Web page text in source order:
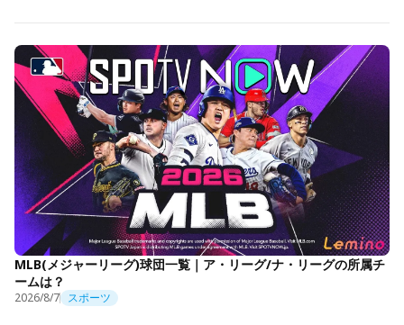
MLB(メジャーリーグ)球団一覧｜ア・リーグ/ナ・リーグの所属チ
ームは？
2026/8/7 スポーツ